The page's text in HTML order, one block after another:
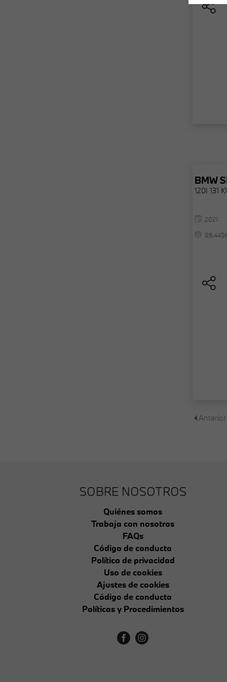
BMW
120I 131
2021
Anterior
SOBRE NOSOTROS
Quiénes somos
Trabaja con nosotros
FAQs
Código de conducta
Política de privacidad
Uso de cookies
Ajustes de cookies
Código de conducta
Políticas y Procedimientos